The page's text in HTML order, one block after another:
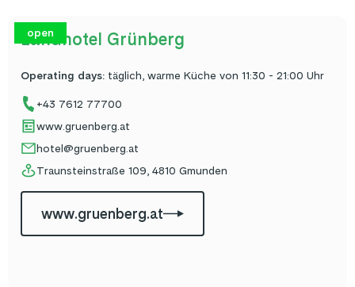
open
Landhotel Grünberg
Operating days: täglich, warme Küche von 11:30 - 21:00 Uhr
+43 7612 77700
www.gruenberg.at
hotel@gruenberg.at
Traunsteinstraße 109, 4810 Gmunden
www.gruenberg.at